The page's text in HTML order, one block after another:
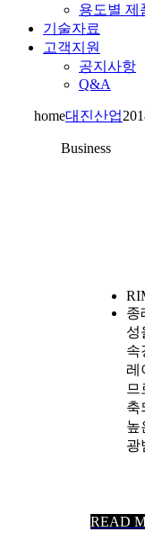
용도별 제
기술자료
고객지원
공지사항
Q&A
home대진산업
Business
종
성
속
레
축
높
광
READ